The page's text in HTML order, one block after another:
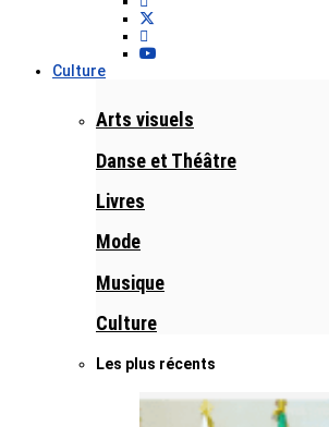
Culture
Arts visuels
Danse et Théâtre
Livres
Mode
Musique
Culture
Les plus récents